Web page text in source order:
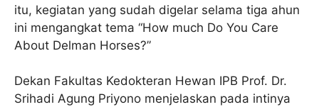
itu, kegiatan yang sudah digelar selama tiga ahun
ini mengangkat tema “How much Do You Care
About Delman Horses?”
Dekan Fakultas Kedokteran Hewan IPB Prof. Dr.
Srihadi Agung Priyono menjelaskan pada intinya